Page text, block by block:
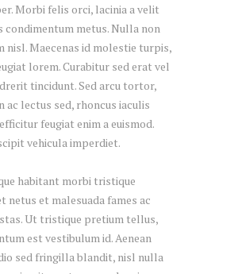
Morbi felis orci, lacinia a velit
condimentum metus. Nulla non
nisl. Maecenas id molestie turpis,
lorem. Curabitur sed erat vel
tincidunt. Sed arcu tortor,
ac lectus sed, rhoncus iaculis
feugiat enim a euismod.
vehicula imperdiet.
habitant morbi tristique
netus et malesuada fames ac
Ut tristique pretium tellus,
est vestibulum id. Aenean
sed fringilla blandit, nisl nulla